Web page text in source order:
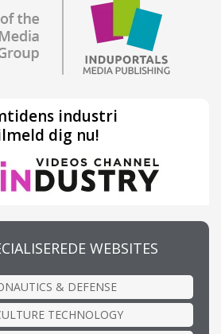
industri
dig nu!
WEBSITES
& DEFENSE
TECHNOLOGY